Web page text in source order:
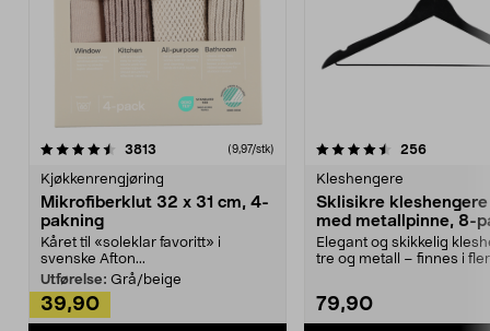
3813 anmeldelser(9,97/stk)
Kjøkkenrengjøring
Mikrofiberklut 32 x 31 cm, 4-
pakning
Kåret til «soleklar favoritt» i
svenske Afton...
Utførelse: Grå/beige
39,90
4.5av 5 stjerner 256
Kleshengere
Sklisikre
med metallpinne, 8-
Elegant og skikkelig
tre og metall – finnes i
79,90
4.5av 5 stjerner